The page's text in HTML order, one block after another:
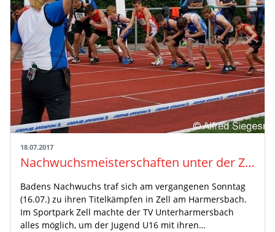
18.07.2017
Nachwuchsmeisterschaften unter der Zeller Sonne
Badens Nachwuchs traf sich am vergangenen Sonntag
(16.07.) zu ihren Titelkämpfen in Zell am Harmersbach.
Im Sportpark Zell machte der TV Unterharmersbach
alles möglich, um der Jugend U16 mit ihren…